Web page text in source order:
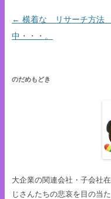
投稿ナビゲーション
← 横着な リサーチ方法
中・・・。
のだめもどき
大企業の関連会社・子会社
じさんたちの悲哀を目の当